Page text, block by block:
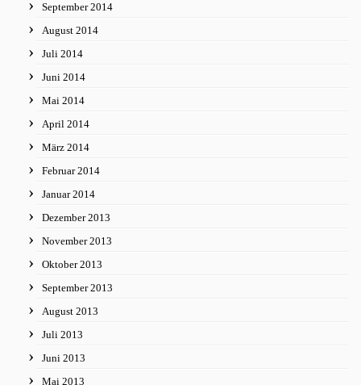
September 2014
August 2014
Juli 2014
Juni 2014
Mai 2014
April 2014
März 2014
Februar 2014
Januar 2014
Dezember 2013
November 2013
Oktober 2013
September 2013
August 2013
Juli 2013
Juni 2013
Mai 2013